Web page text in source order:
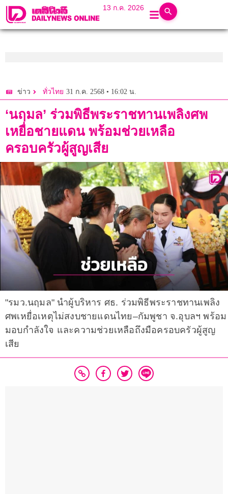
13 ก.ค. 2026
ข่าว ทั่วไทย 31 ก.ค. 2568 • 16:02 น.
‘นฤมล’ ร่วมพิธีพระราชทานเพลิงศพ
เหยื่อชายแดน พร้อมช่วยเหลือ
ครอบครัวผู้สูญเสีย
"รมว.นฤมล" นำผู้บริหาร ศธ. ร่วมพิธีพระราชทานเพลิง
ศพเหยื่อเหตุไม่สงบชายแดนไทย–กัมพูชา จ.อุบลฯ พร้อม
มอบกำลังใจ และความช่วยเหลือถึงมือครอบครัวผู้สูญ
เสีย